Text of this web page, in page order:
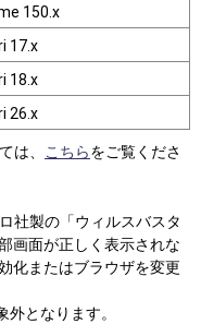
150.x
17.x
18.x
26.x
は、 こちらをご覧くださ
社製の「ウィルスバスタ
画面が正しく表示されな
化またはブラウザを変更
となります。